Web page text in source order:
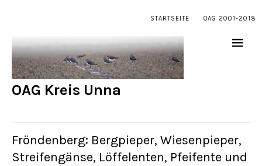
STARTSEITE OAG 2001-2018
OAG Kreis Unna
Fröndenberg: Bergpieper, Wiesenpieper,
Streifengänse, Löffelenten, Pfeifente und